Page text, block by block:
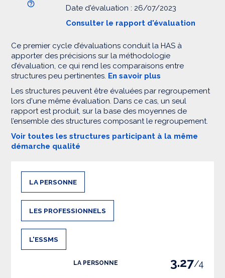
Date d'évaluation : 26/07/2023
Consulter le rapport d'évaluation
Ce premier cycle d’évaluations conduit la HAS à
apporter des précisions sur la méthodologie
d’évaluation, ce qui rend les comparaisons entre
structures peu pertinentes. En savoir plus
Les structures peuvent être évaluées par regroupement
lors d'une même évaluation. Dans ce cas, un seul
rapport est produit, sur la base des moyennes de
l’ensemble des structures composant le regroupement.
Voir toutes les structures participant à la même
démarche qualité
LA PERSONNE
LES PROFESSIONNELS
L'ESSMS
LA PERSONNE 3.27/4